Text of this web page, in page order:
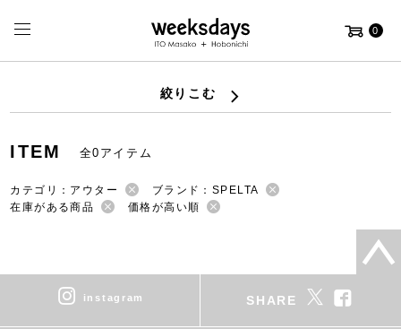
0
絞りこむ
ITEM 全0アイテム
カテゴリ：アウター
ブランド：SPELTA
在庫がある商品
価格が高い順
instagram SHARE